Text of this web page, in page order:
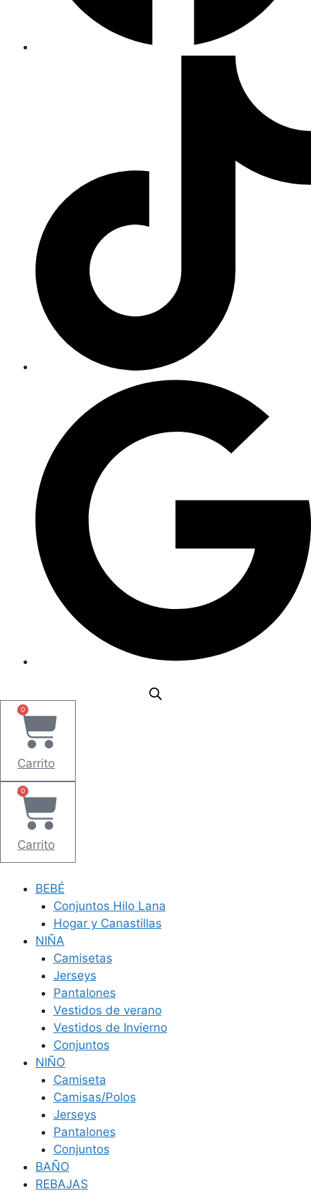
0
Carrito
0
Carrito
BEBÉ
Conjuntos Hilo Lana
Hogar y Canastillas
NIÑA
Camisetas
Jerseys
Pantalones
Vestidos de verano
Vestidos de Invierno
Conjuntos
NIÑO
Camiseta
Camisas/Polos
Jerseys
Pantalones
Conjuntos
BAÑO
REBAJAS